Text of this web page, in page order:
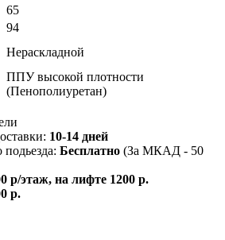
65
94
Нераскладной
ППУ высокой плотности
(Пенополиуретан)
10-14 дней
Бесплатно (За МКАД - 50
р/этаж, на лифте 1200 р.
р.